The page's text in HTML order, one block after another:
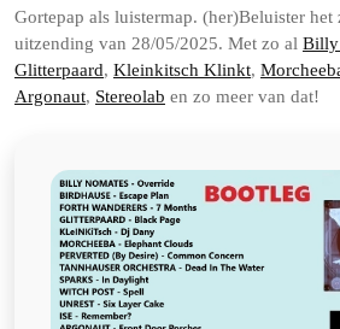
Gortepap als luistermap. (her)Beluister
uitzending van 28/05/2025. Met zo al Billy
Glitterpaard, Kleinkitsch Klinkt,
Argonaut, Stereolab en zo meer van dat!